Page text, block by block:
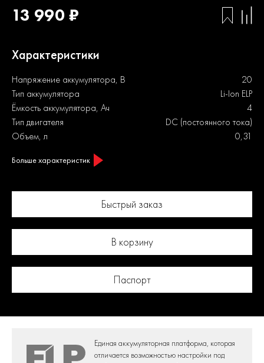
13 990 ₽
Характеристики
Напряжение аккумулятора, В
20
Тип аккумулятора
Li-Ion ELP
Ёмкость аккумулятора, Ач
4
Тип двигателя
DC (постоянного тока)
Объем, л
0,31
Больше характеристик
Быстрый заказ
В корзину
Паспорт
Единая аккумуляторная платформа, которая
отличается возможностью настройки под